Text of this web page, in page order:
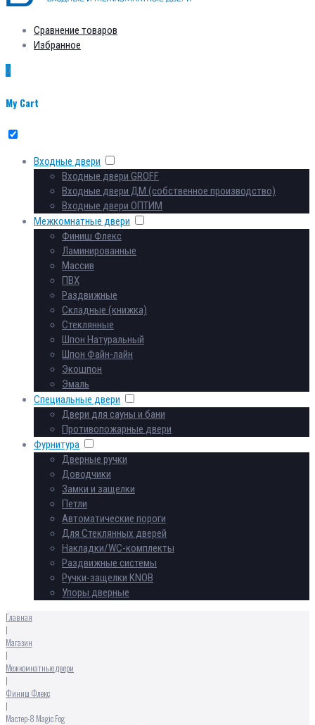
Сравнение товаров
Избранное
0
My Cart
Входные двери
Входные двери GROFF
Входные двери ДМ (собственное производство)
Входные двери ОПТИМ
Межкомнатные двери
Финиш Флекс
Ламинированные
Массив
ПВХ
Раздвижные
Складные (книжка)
Стеклянные
Шпон Натуральный
Шпон Файн-лайн
Экошпон
Эмаль
Специальные двери
Двери для сауны и бани
Противопожарные двери
Фурнитура
Дверные ручки
Доводчики
Замки и защелки
Петли
Автоматические пороги
Для Стеклянных дверей
Накладки/WC-комплекты
Раздвижные системы
Ручки-защелки KNOB
Упоры дверные
Главная
|
Магазин
|
Межкомнатные двери
|
Финиш Флекс
|
Мастер-8 Magic Fog